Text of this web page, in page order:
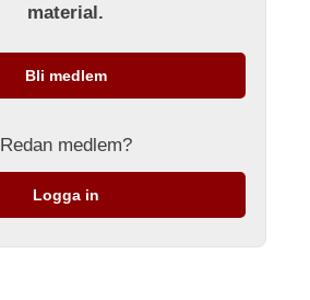
material.
Bli medlem
Redan medlem?
Logga in